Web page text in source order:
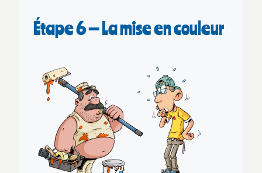
Étape 6 — La mise en couleur